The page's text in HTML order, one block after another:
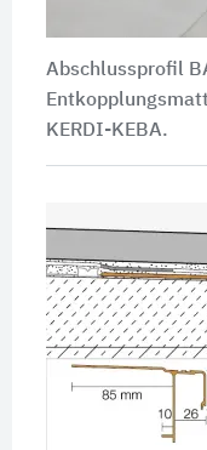
Abschlussprofil
KERDI-KEBA.